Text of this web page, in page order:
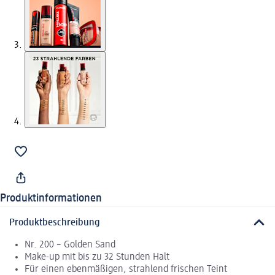
Produktinformationen
Produktbeschreibung
Nr. 200 – Golden Sand
Make-up mit bis zu 32 Stunden Halt
Für einen ebenmäßigen, strahlend frischen Teint